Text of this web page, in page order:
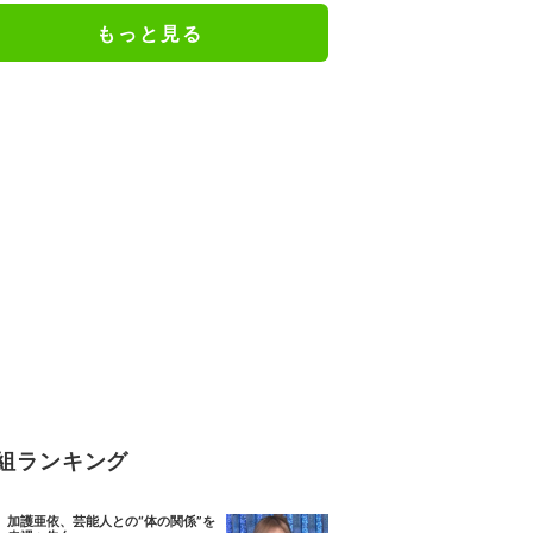
もっと見る
ランキング
加護亜依、芸能人との“体の関係”を